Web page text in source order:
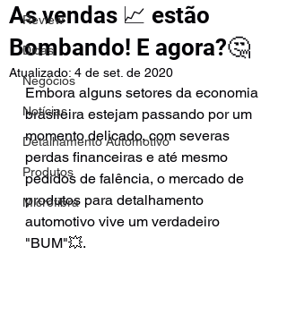
Review
Dicas
Negócios
Notícias
Detalhamento Automotivo
Produtos
Microfibra
As vendas 📈 estão
Bombando! E agora?🤔
Atualizado: 4 de set. de 2020
Embora alguns setores da economia
brasileira estejam passando por um
momento delicado, com severas
perdas financeiras e até mesmo
pedidos de falência, o mercado de
produtos para detalhamento
automotivo vive um verdadeiro
"BUM"💥.